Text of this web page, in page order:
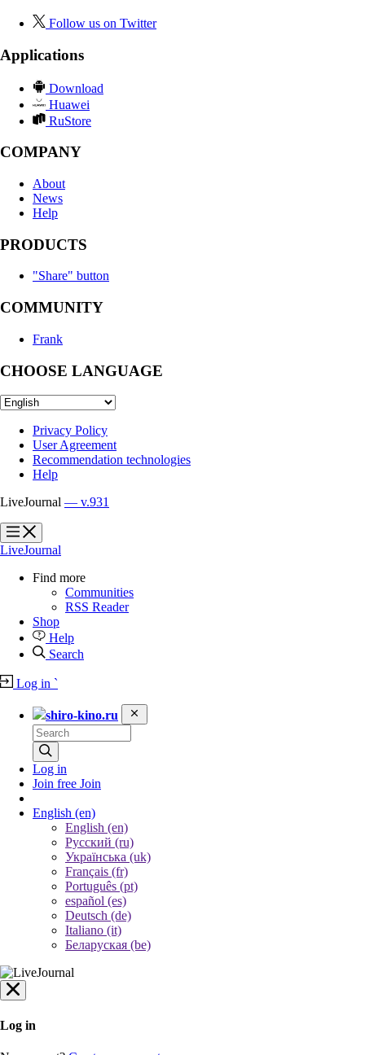
Follow us on Twitter
Applications
Download
Huawei
RuStore
COMPANY
About
News
Help
PRODUCTS
"Share" button
COMMUNITY
Frank
CHOOSE LANGUAGE
Privacy Policy
User Agreement
Recommendation technologies
Help
LiveJournal — v.931
?
?
LiveJournal
Find more
Communities
RSS Reader
Shop
Help
Search
Log in `
shiro-kino.ru
Log in
Join free Join
English (en)
English (en)
Русский (ru)
Українська (uk)
Français (fr)
Português (pt)
español (es)
Deutsch (de)
Italiano (it)
Беларуская (be)
Log in